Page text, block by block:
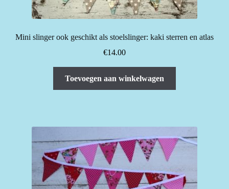
Mini slinger ook geschikt als stoelslinger: kaki sterren en atlas
€14.00
Toevoegen aan winkelwagen